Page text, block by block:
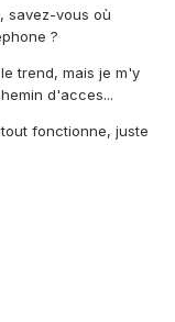
savez-vous où
?
trend, mais je m'y
d'acces...
fonctionne, juste